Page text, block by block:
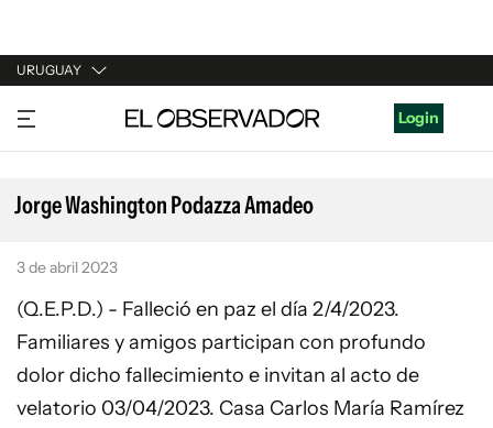
URUGUAY
URUGUAY
ARGENTINA
ESPAÑA
Login
Jorge Washington Podazza Amadeo
3 de abril 2023
(Q.E.P.D.) - Falleció en paz el día 2/4/2023.
Familiares y amigos participan con profundo
dolor dicho fallecimiento e invitan al acto de
velatorio 03/04/2023. Casa Carlos María Ramírez